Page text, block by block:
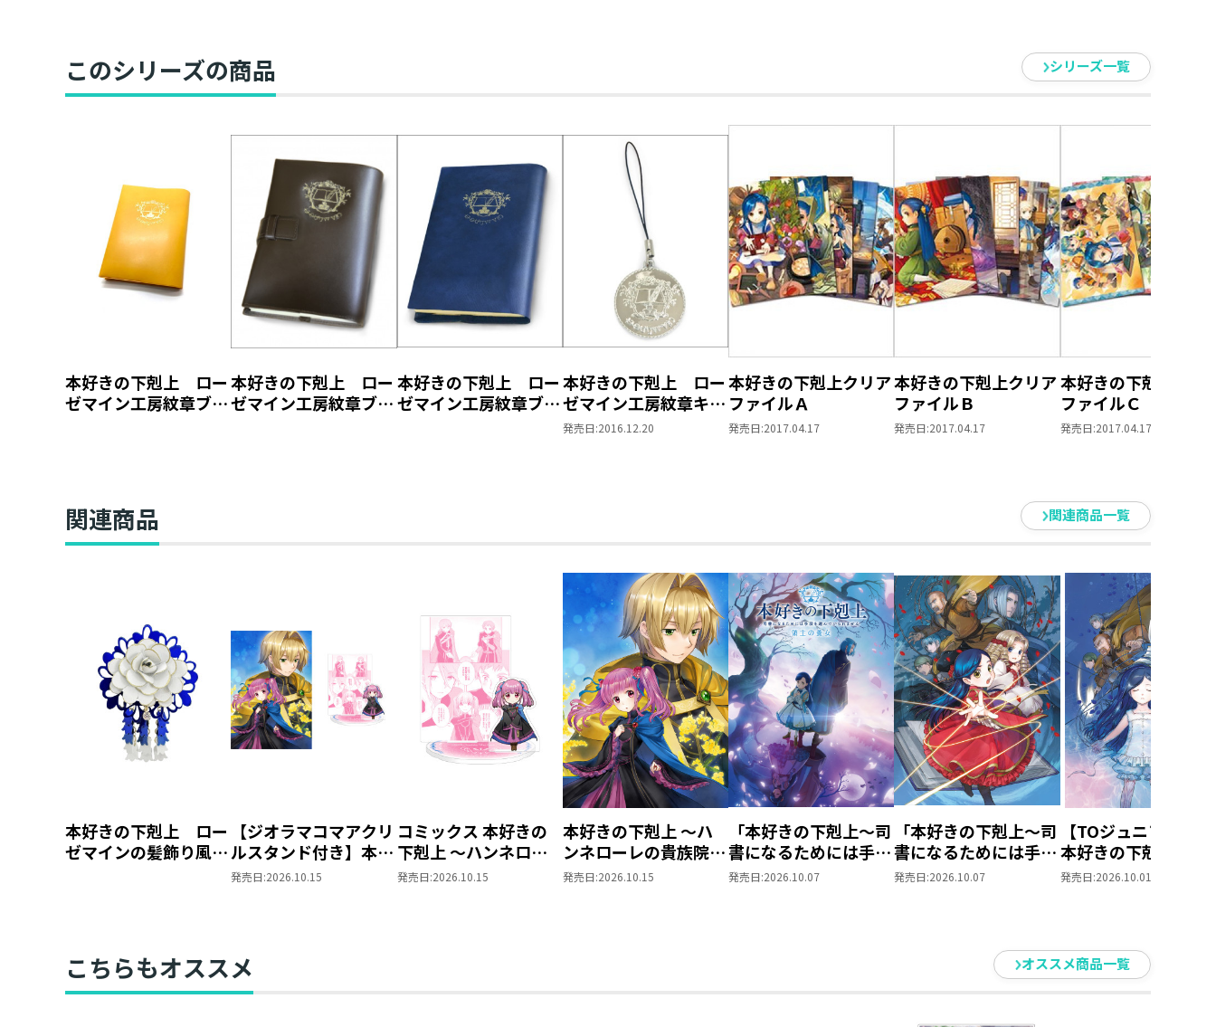
このシリーズの商品 シリーズ一覧
本好きの下剋上 ロー
ゼマイン工房紋章ブッ
本好きの下剋上 ロー
ゼマイン工房紋章ブッ
本好きの下剋上 ロー
ゼマイン工房紋章ブッ
本好きの下剋上 ロー
ゼマイン工房紋章キー
ホルダー
発売日:2016.12.20
本好きの下剋上クリア
ファイルＡ
発売日:2017.04.17
本好きの下剋上クリア
ファイルＢ
発売日:2017.04.17
本好きの下剋上クリ
ファイルＣ
発売日:2017.04.17
関連商品 関連商品一覧
本好きの下剋上 ロー
ゼマインの髪飾り風ブ
【ジオラマコマアクリ
ルスタンド付き】本好
きの下剋上 ～ハンネ
ス）
発売日:2026.10.15
コミックス 本好きの
下剋上 ～ハンネロー
レの貴族院五年生～
発売日:2026.10.15
本好きの下剋上 ～ハ
ンネローレの貴族院五
年生～ 「恋してみた
発売日:2026.10.15
「本好きの下剋上～司
書になるためには手段
を選んでいられません
発売日:2026.10.07
「本好きの下剋上～司
書になるためには手段
を選んでいられません
発売日:2026.10.07
【TOジュニア文庫】
本好きの下剋上 第
部 領主の養女１０
発売日:2026.10.01
こちらもオススメ オススメ商品一覧